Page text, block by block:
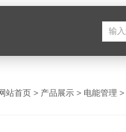
站首页 > 产品展示 > 电能管理 >